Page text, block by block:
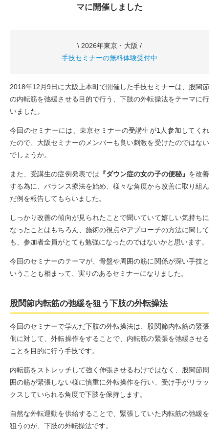
マに開催しました
\ 2026年東京・大阪 /
手技セミナーの無料体験受付中
2018年12月9日に大阪上本町で開催した手技セミナーは、股関節
の内転筋を弛緩させる目的で行う、下肢の外転操法をテーマに行
いました。
今回のセミナーには、東京セミナーの受講生が1人参加してくれ
たので、大阪セミナーのメンバーも良い刺激を受けたのではない
でしょうか。
また、受講生の症例発表では 『ダウン症の女の子の便秘』 を改善
する為に、バランス療法を始め、様々な角度から改善に取り組ん
だ例を報告してもらいました。
しっかり改善の傾向が見られたことで聞いていて嬉しい気持ちに
なったことはもちろん、施術の視点やアプローチの方法に関して
も、参加者全員がとても勉強になったのではないかと思います。
今回のセミナーのテーマが、骨盤や周囲の筋に関係が深い手技と
いうことも相まって、実りのあるセミナーになりました。
股関節内転筋の弛緩を狙う下肢の外転操法
今回のセミナーで学んだ下肢の外転操法は、股関節内転筋の緊張
側に対して、外転操作をすることで、内転筋の緊張を弛緩させる
ことを目的に行う手技です。
内転筋をストレッチして強く伸張させるわけではなく、股関節周
囲の筋が緊張しない様に慎重に外転操作を行い、受け手がリラッ
クスしていられる角度で下肢を保持します。
自然な外転運動を供給することで、緊張していた内転筋の弛緩を
狙うのが、下肢の外転操法です。